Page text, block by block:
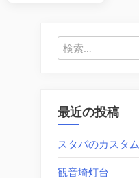
検
索:
最近の投稿
スタバのカスタム
観音埼灯台